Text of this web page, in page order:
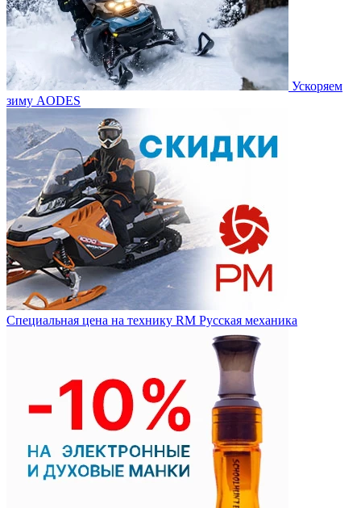
Ускоряем
зиму AODES
Специальная цена на технику RM Русская механика